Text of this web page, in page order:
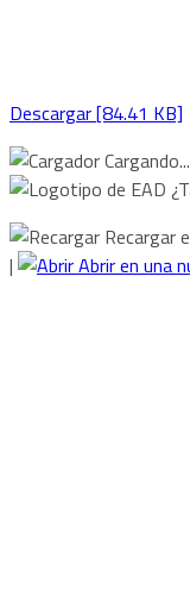
Descargar [84.41 KB]
Cargando...
Recargar
|
Abrir en una